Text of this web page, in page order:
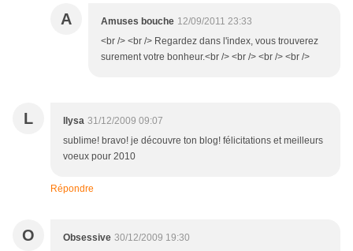
A Amuses bouche 12/09/2011 23:33
<br /> <br /> Regardez dans l'index, vous trouverez
surement votre bonheur.<br /> <br /> <br /> <br />
L llysa 31/12/2009 09:07
sublime! bravo! je découvre ton blog! félicitations et meilleurs
voeux pour 2010
Répondre
O Obsessive 30/12/2009 19:30